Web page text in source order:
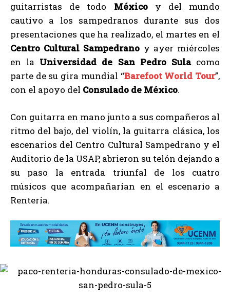
guitarristas de todo Méxicoy del mundo
cautivo a los sampedranos durante sus dos
presentaciones que ha realizado, el martes en el
Centro Cultural Sampedrano y ayer miércoles
en la Universidad de San Pedro Sulacomo
parte de su gira mundial “Barefoot World Tour”,
con el apoyo del Consulado de México.
Con guitarra en mano junto a sus compañeros al
ritmo del bajo, del violín, la guitarra clásica, los
escenarios del Centro Cultural Sampedrano y el
Auditorio de la USAP, abrieron su telón dejando a
su paso la entrada triunfal de los cuatro
músicos que acompañarían en el escenario a
Rentería.